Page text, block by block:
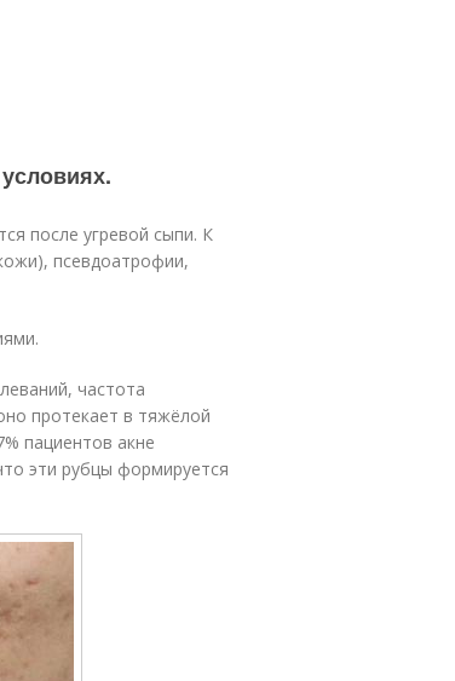
после угревой сыпи. К
псевдоатрофии,
частота
протекает в тяжёлой
пациентов акне
эти рубцы формируется